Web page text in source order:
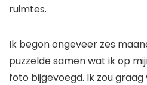
ruimtes.
Ik begon ongeveer zes
puzzelde samen wat ik op
foto bijgevoegd. Ik zou